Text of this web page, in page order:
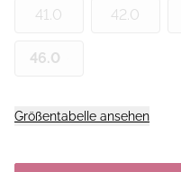
41.0 42.0
46.0
Größentabelle ansehen